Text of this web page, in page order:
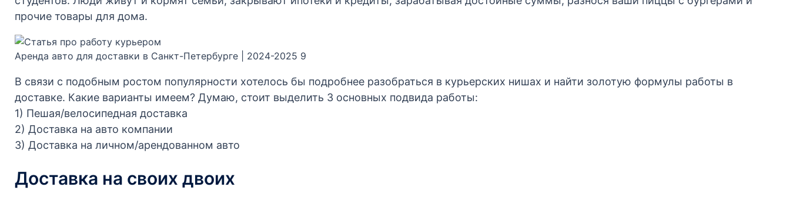
прочие товары для дома.
Аренда авто для доставки в Санкт-Петербурге | 2024-2025 9
В связи с подобным ростом популярности хотелось бы подробнее разобраться в курьерских нишах и найти золотую формулы работы в
доставке. Какие варианты имеем? Думаю, стоит выделить 3 основных подвида работы:
1) Пешая/велосипедная доставка
2) Доставка на авто компании
3) Доставка на личном/арендованном авто
Доставка на своих двоих